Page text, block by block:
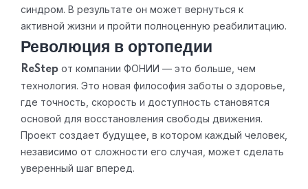
синдром. В результате он может вернуться к
активной жизни и пройти полноценную реабилитацию.
Революция в ортопедии
ReStep от компании ФОНИИ — это больше, чем
технология. Это новая философия заботы о здоровье,
где точность, скорость и доступность становятся
основой для восстановления свободы движения.
Проект создает будущее, в котором каждый человек,
независимо от сложности его случая, может сделать
уверенный шаг вперед.